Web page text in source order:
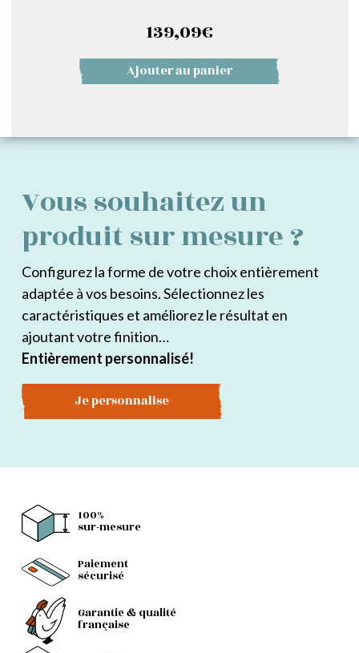
139,09€
Ajouter au panier
Vous souhaitez un
produit sur mesure ?
Configurez la forme de votre choix entièrement
adaptée à vos besoins. Sélectionnez les
caractéristiques et améliorez le résultat en
ajoutant votre finition…
Entièrement personnalisé!
Je personnalise
100%
sur-mesure
Paiement
sécurisé
Garantie & qualité
française